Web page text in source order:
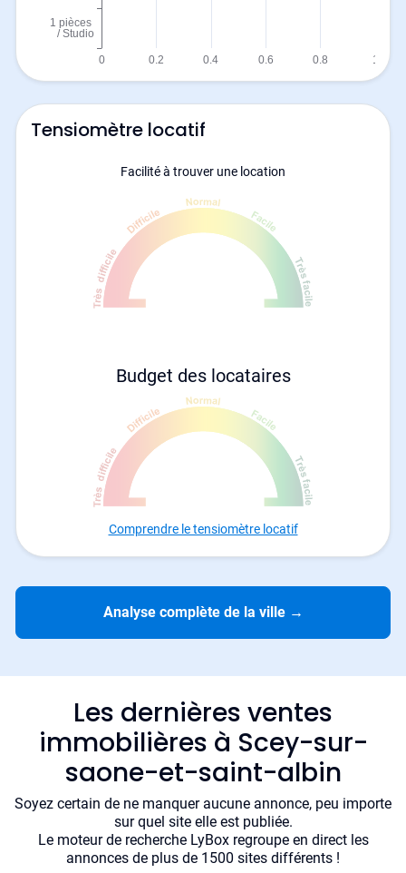
Tensiomètre locatif
Facilité à trouver une location
Budget des locataires
Comprendre le tensiomètre locatif
Analyse complète de la ville →
Les dernières ventes
immobilières à Scey-sur-
saone-et-saint-albin
Soyez certain de ne manquer aucune annonce, peu importe
sur quel site elle est publiée.
Le moteur de recherche LyBox regroupe en direct les
annonces de plus de 1500 sites différents !